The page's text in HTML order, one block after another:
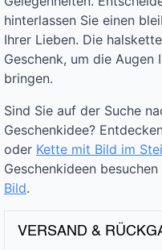
hinterlassen Sie einen
Ihrer Lieben. Die
Geschenk, um die Augen
bringen.
Sind Sie auf der Suche
Geschenkidee?
oder Kette mit Bild im
Geschenkideen
Bild.
VERSAND &